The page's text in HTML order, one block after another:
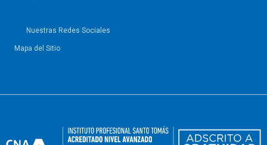
Nuestras Redes Sociales
Mapa del Sitio